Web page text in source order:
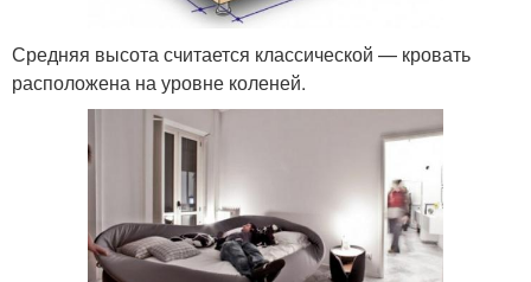
Средняя высота считается классической — кровать
расположена на уровне коленей.